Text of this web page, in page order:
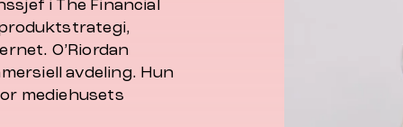
i The Financial
O’Riordan
avdeling. Hun
mediehusets